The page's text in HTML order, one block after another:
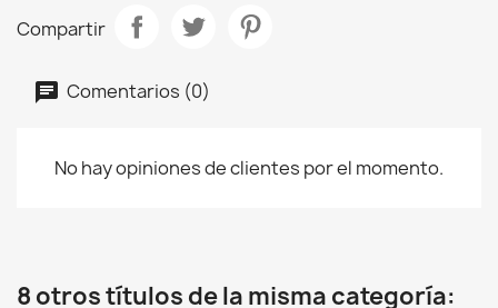
Compartir
Comentarios (0)
No hay opiniones de clientes por el momento.
8 otros títulos de la misma categoría: